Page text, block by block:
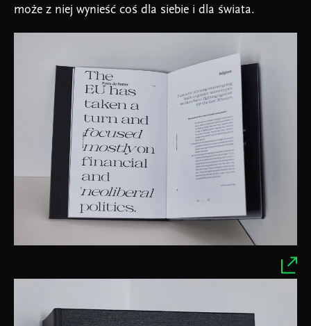
może z niej wynieść coś dla siebie i dla świata.